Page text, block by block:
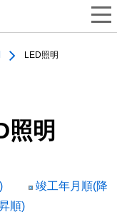
LED照明
明
竣工年月順(降
順)